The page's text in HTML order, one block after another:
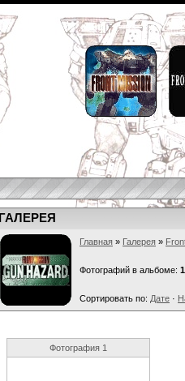
ГАЛЕРЕЯ
Главная » Галерея »
Фотографий в альбоме: 1
Сортировать по: Дате ·
Фотография 1